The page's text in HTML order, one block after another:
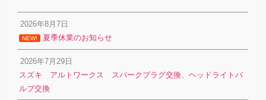
2026年8月7日
NEW! 夏季休業のお知らせ
2026年7月29日
スズキ アルトワークス スパークプラグ交換、ヘッドライトバ
ルブ交換